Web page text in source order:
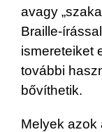
avagy
Braille-
ismereteiket
további
bővíthetik.
Melyek azok